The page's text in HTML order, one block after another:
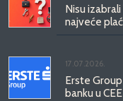
Nisu
najveće
17.07.2026.
Erste
banku u